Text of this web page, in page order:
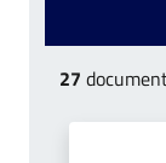
27